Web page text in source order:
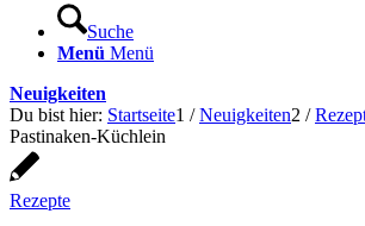
Suche
Menü Menü
Neuigkeiten
Du bist hier: Startseite1 / Neuigkeiten2 /
Pastinaken-Küchlein
Rezepte